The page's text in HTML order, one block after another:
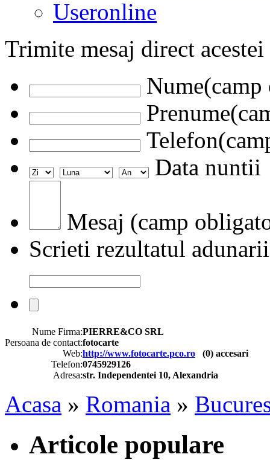
Useronline
Trimite mesaj direct
Data nuntii
Mesaj (camp
Scrieti rezultatul adunarii
Nume Firma:PIERRE&CO SRL
Persoana de contact:fotocarte
Web:http://www.fotocarte.pco.ro (0) accesari
Telefon:0745929126
Adresa:str. Independentei 10, Alexandria
Acasa » Romania »
Articole populare